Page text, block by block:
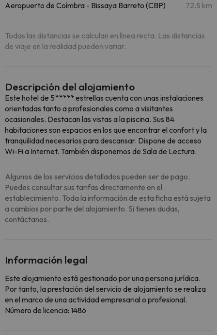
Aeropuerto de Coímbra - Bissaya Barreto (CBP) 72.5 km
Todas las distancias se calculan en línea recta. Las distancias
de viaje en la realidad pueden variar.
Descripción del alojamiento
Este hotel de 5***** estrellas cuenta con unas instalaciones
orientadas tanto a profesionales como a visitantes
ocasionales. Destacan las vistas a la piscina. Sus 84
habitaciones son espacios en los que encontrar el confort y la
tranquilidad necesarios para descansar. Dispone de acceso
Wi-Fi a Internet. También disponemos de Sala de Lectura.
Algunos de los servicios detallados pueden ser de pago.
Puedes consultar sus tarifas directamente en el
establecimiento. Toda la información de esta ficha está sujeta
a cambios por parte del alojamiento. Si tienes dudas,
contáctanos.
Información legal
Este alojamiento está gestionado por una persona jurídica.
Por tanto, la prestación del servicio de alojamiento se realiza
en el marco de una actividad empresarial o profesional.
Número de licencia: 1486